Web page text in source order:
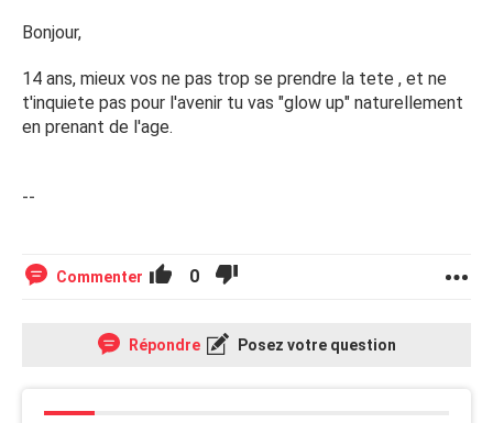
Bonjour,
14 ans, mieux vos ne pas trop se prendre la tete , et ne
t'inquiete pas pour l'avenir tu vas "glow up" naturellement
en prenant de l'age.
--
Commenter 0
Répondre Posez votre question